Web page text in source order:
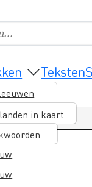
op waar je
in kaart
Teksten